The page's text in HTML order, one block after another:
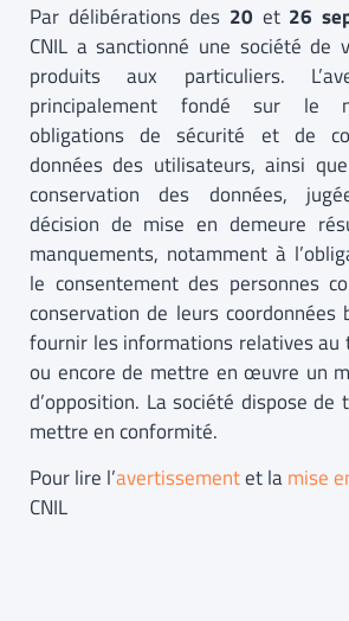
Par délibérations des 20 et 26
CNIL a sanctionné une société de
produits aux particuliers.
principalement fondé sur le
obligations de sécurité et de
données des utilisateurs, ainsi
conservation des données,
décision de mise en demeure
manquements, notamment à
le consentement des personnes
conservation de leurs coordonnées
fournir les informations relatives
ou encore de mettre en œuvre un
d’opposition. La société dispose de
mettre en conformité.
Pour lire l’avertissementet lamise
CNIL